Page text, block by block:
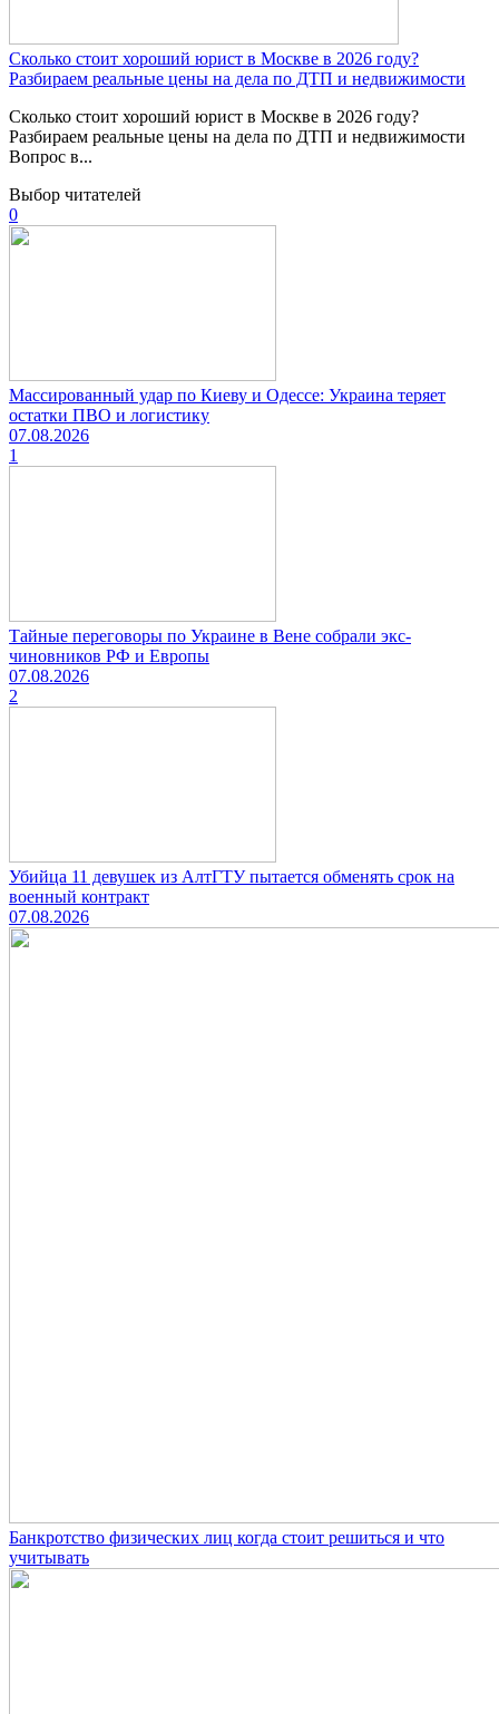
Сколько стоит хороший юрист в Москве в 2026 году?
Разбираем реальные цены на дела по ДТП и недвижимости
Сколько стоит хороший юрист в Москве в 2026 году?
Разбираем реальные цены на дела по ДТП и недвижимости
Вопрос в...
Выбор читателей
0
Массированный удар по Киеву и Одессе: Украина теряет
остатки ПВО и логистику
07.08.2026
1
Тайные переговоры по Украине в Вене собрали экс-
чиновников РФ и Европы
07.08.2026
2
Убийца 11 девушек из АлтГТУ пытается обменять срок на
военный контракт
07.08.2026
Банкротство физических лиц когда стоит решиться и что
учитывать